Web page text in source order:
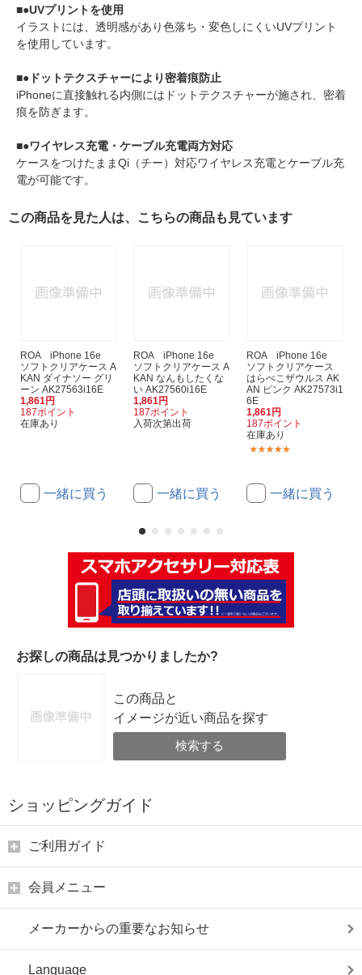
■●UVプリントを使用
イラストには、透明感があり色落ち・変色しにくいUVプリント
を使用しています。
■●ドットテクスチャーにより密着痕防止
iPhoneに直接触れる内側にはドットテクスチャーが施され、密着
痕を防ぎます。
■●ワイヤレス充電・ケーブル充電両方対応
ケースをつけたままQi（チー）対応ワイヤレス充電とケーブル充
電が可能です。
この商品を見た人は、こちらの商品も見ています
ROA iPhone 16e
ソフトクリアケース A
KAN ダイナソー グリ
ーン AK27563i16E
1,861円
187ポイント
在庫あり
一緒に買う
ROA iPhone 16e
ソフトクリアケース A
KAN なんもしたくな
い AK27560i16E
1,861円
187ポイント
入荷次第出荷
一緒に買う
ROA iPhone 16e
ソフトクリアケース
はらぺこザウルス AK
AN ピンク AK27573i1
6E
1,861円
187ポイント
在庫あり
一緒に買う
お探しの商品は見つかりましたか?
この商品と
イメージが近い商品を探す
検索する
ショッピングガイド
ご利用ガイド
会員メニュー
メーカーからの重要なお知らせ
Language